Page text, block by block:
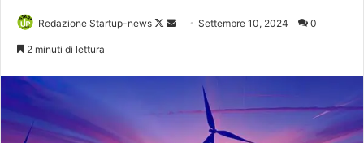
Redazione Startup-news
Follow
Invia Settembre 10, 2024 0
2 minuti di lettura